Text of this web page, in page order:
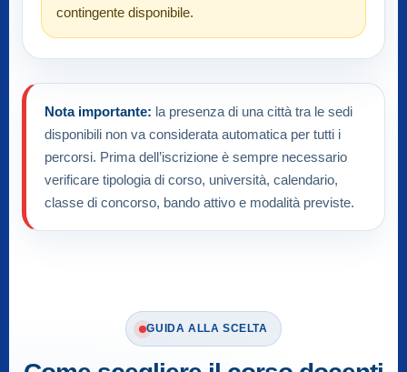
contingente disponibile.
Nota importante: la presenza di una città tra le sedi
disponibili non va considerata automatica per tutti i
percorsi. Prima dell’iscrizione è sempre necessario
verificare tipologia di corso, università, calendario,
classe di concorso, bando attivo e modalità previste.
GUIDA ALLA SCELTA